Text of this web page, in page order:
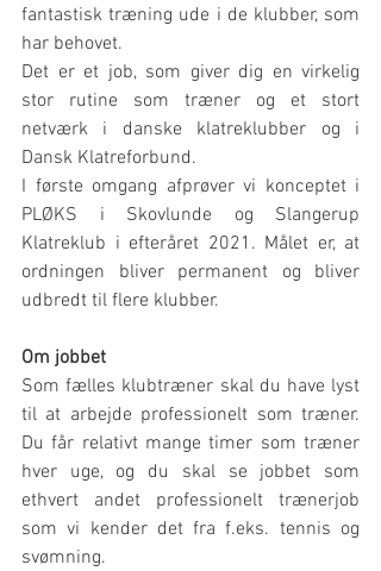
fantastisk træning ude i de klubber, som
har behovet.
Det er et job, som giver dig en virkelig
stor rutine som træner og et stort
netværk i danske klatreklubber og i
Dansk Klatreforbund.
I første omgang afprøver vi konceptet i
PLØKS i Skovlunde og Slangerup
Klatreklub i efteråret 2021. Målet er, at
ordningen bliver permanent og bliver
udbredt til flere klubber.
Om jobbet
Som fælles klubtræner skal du have lyst
til at arbejde professionelt som træner.
Du får relativt mange timer som træner
hver uge, og du skal se jobbet som
ethvert andet professionelt trænerjob
som vi kender det fra f.eks. tennis og
svømning.